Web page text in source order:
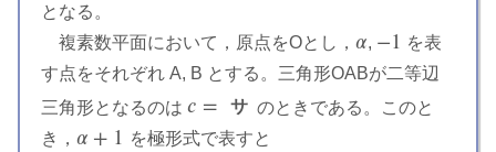
となる。
複素数平面において，原点をOとし，𝛼
α, −1
−1
を表
す点をそれぞれ A, B とする。三角形OABが二等辺
三角形となるのは𝑐 = サ
c = サ
のときである。このと
き，𝛼 + 1
α+1 を極形式で表すと